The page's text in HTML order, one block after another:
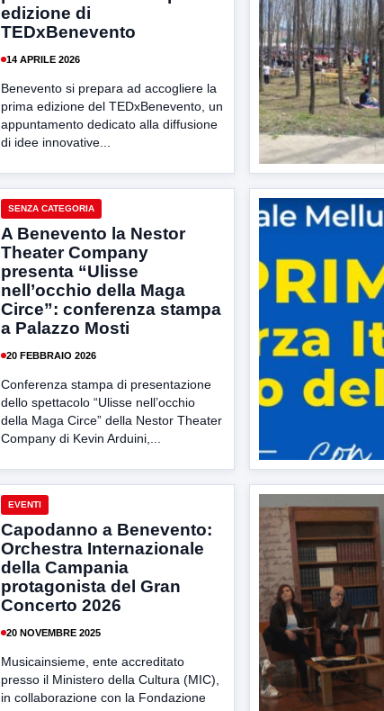
edizione di
TEDxBenevento
14 APRILE 2026
Benevento si prepara ad accogliere la
prima edizione del TEDxBenevento, un
appuntamento dedicato alla diffusione
di idee innovative...
SENZA CATEGORIA
A Benevento la Nestor
Theater Company
presenta “Ulisse
nell’occhio della Maga
Circe”: conferenza stampa
a Palazzo Mosti
20 FEBBRAIO 2026
Conferenza stampa di presentazione
dello spettacolo “Ulisse nell’occhio
della Maga Circe” della Nestor Theater
Company di Kevin Arduini,...
EVENTI
Capodanno a Benevento:
Orchestra Internazionale
della Campania
protagonista del Gran
Concerto 2026
20 NOVEMBRE 2025
Musicainsieme, ente accreditato
presso il Ministero della Cultura (MIC),
in collaborazione con la Fondazione